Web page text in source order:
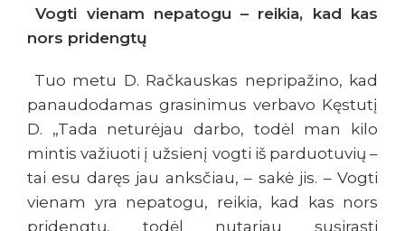
Vogti vienam nepatogu – reikia, kad kas
nors pridengtų
Tuo metu D. Račkauskas nepripažino, kad
panaudodamas grasinimus verbavo Kęstutį
D. „Tada neturėjau darbo, todėl man kilo
mintis važiuoti į užsienį vogti iš parduotuvių –
tai esu daręs jau anksčiau, – sakė jis. – Vogti
vienam yra nepatogu, reikia, kad kas nors
pridengtų, todėl nutariau susirasti